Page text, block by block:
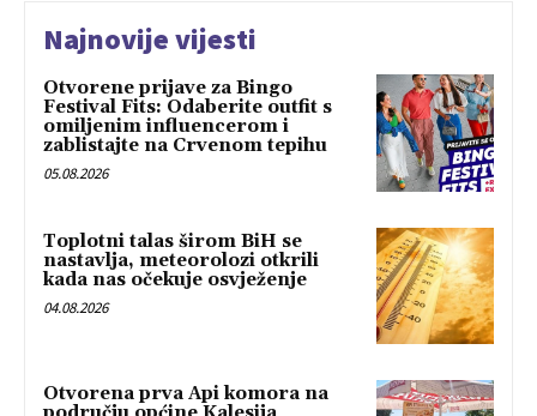
Najnovije vijesti
Otvorene prijave za Bingo
Festival Fits: Odaberite outfit s
omiljenim influencerom i
zablistajte na Crvenom tepihu
05.08.2026
Toplotni talas širom BiH se
nastavlja, meteorolozi otkrili
kada nas očekuje osvježenje
04.08.2026
Otvorena prva Api komora na